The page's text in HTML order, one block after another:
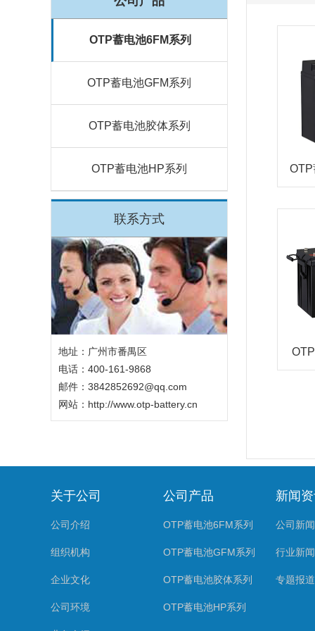
OTP蓄电池6FM系列
OTP蓄电池GFM系列
OTP蓄电池胶体系列
OTP蓄电池HP系列
联系方式
地址：广州市番禺区
电话：400-161-9868
邮件：3842852692@qq.com
网站： http://www.otp-battery.cn
关于公司
公司介绍
组织机构
企业文化
公司环境
公司产品
OTP蓄电池6FM系列
OTP蓄电池GFM系列
OTP蓄电池胶体系列
OTP蓄电池HP系列
新闻
公司新闻
行业新闻
专题报道